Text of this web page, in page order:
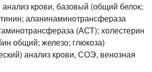
крови, базовый (общий белок;
аланинаминотрансфераза
(АСТ); холестерин
общий; железо; глюкоза)
анализ крови, СОЭ, венозная